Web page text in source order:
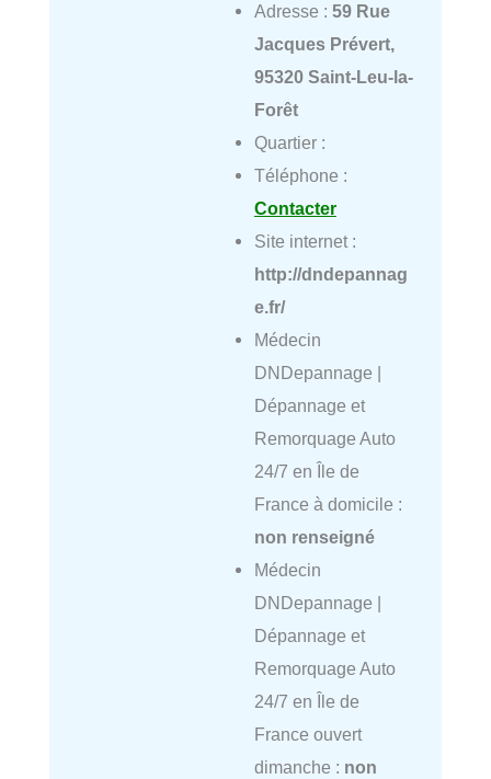
Adresse : 59 Rue
Jacques Prévert,
95320 Saint-Leu-la-
Forêt
Quartier :
Téléphone :
Contacter
Site internet :
http://dndepannag
e.fr/
Médecin
DNDepannage |
Dépannage et
Remorquage Auto
24/7 en Île de
France à domicile :
non renseigné
Médecin
DNDepannage |
Dépannage et
Remorquage Auto
24/7 en Île de
France ouvert
dimanche : non